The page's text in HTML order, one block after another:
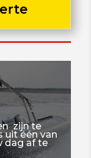
zijn te
uit één van
dag af te